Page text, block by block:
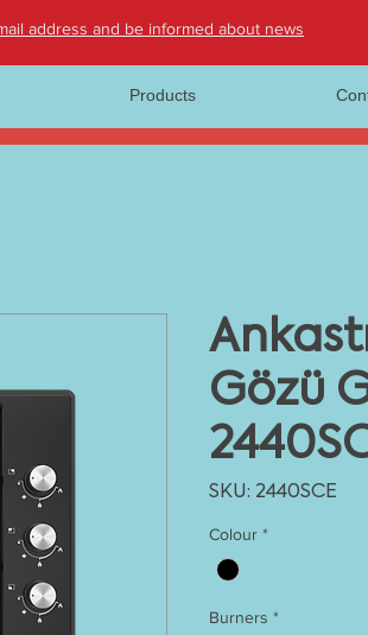
address and be informed about news
Products
Gözü
SKU: 2440SCE
Colour *
Burners *